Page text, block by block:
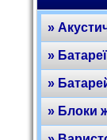
»
»
»
» Блоки